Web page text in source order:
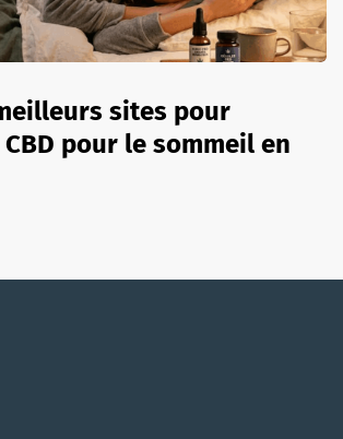
sites pour
pour le sommeil en